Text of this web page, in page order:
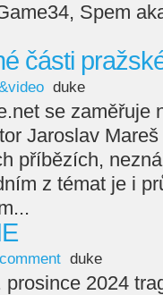
Spem
části
duke
se zaměřuje
Jaroslav
příbězích,
z témat je i
duke
prosince 2024